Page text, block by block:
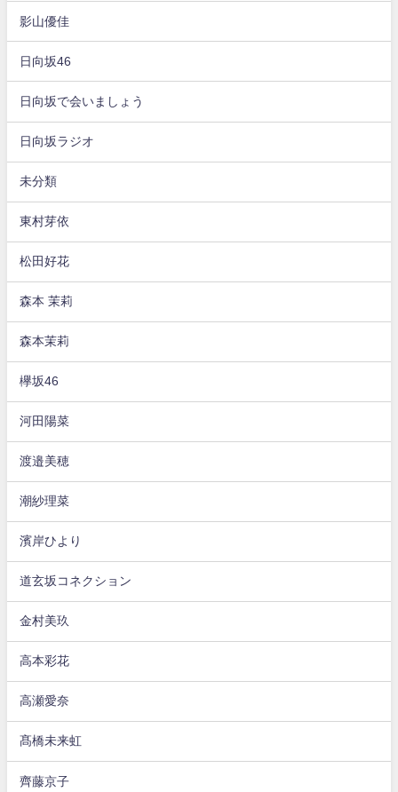
影山優佳
日向坂46
日向坂で会いましょう
日向坂ラジオ
未分類
東村芽依
松田好花
森本 茉莉
森本茉莉
欅坂46
河田陽菜
渡邉美穂
潮紗理菜
濱岸ひより
道玄坂コネクション
金村美玖
高本彩花
高瀬愛奈
髙橋未来虹
齊藤京子